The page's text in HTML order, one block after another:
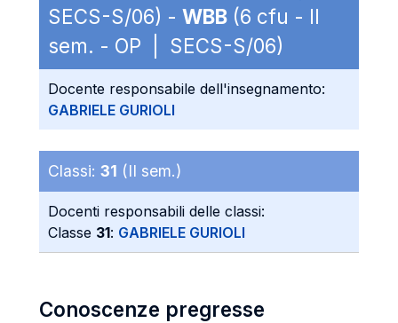
SECS-S/06) - WBB (6 cfu - II
sem. - OP | SECS-S/06)
Docente responsabile dell'insegnamento:
GABRIELE GURIOLI
Classi: 31 (II sem.)
Docenti responsabili delle classi:
Classe 31: GABRIELE GURIOLI
Conoscenze pregresse